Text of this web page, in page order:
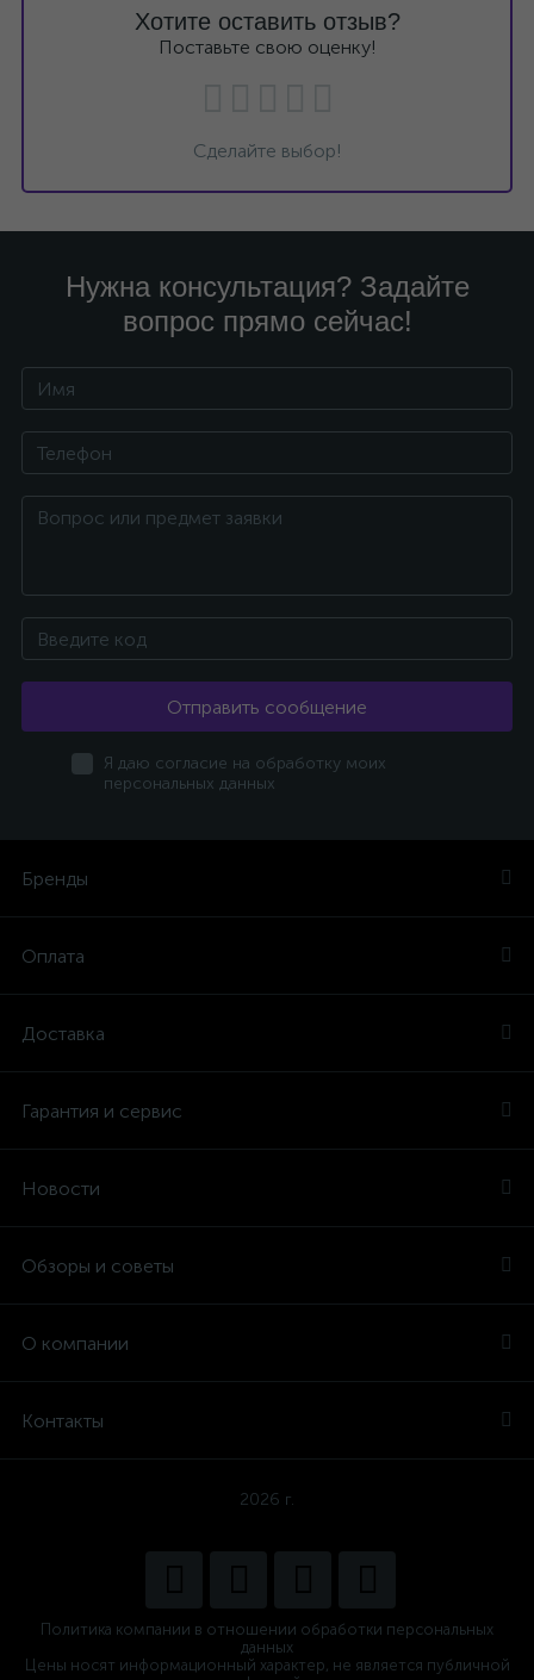
Хотите оставить отзыв?
Поставьте свою оценку!
Сделайте выбор!
Нужна консультация? Задайте
вопрос прямо сейчас!
Отправить сообщение
Я даю согласие на обработку моих
персональных данных
Бренды
Оплата
Доставка
Гарантия и сервис
Новости
Обзоры и советы
О компании
Контакты
2026 г.
Политика компании в отношении обработки персональных
данных
Цены носят информационный характер, не является публичной